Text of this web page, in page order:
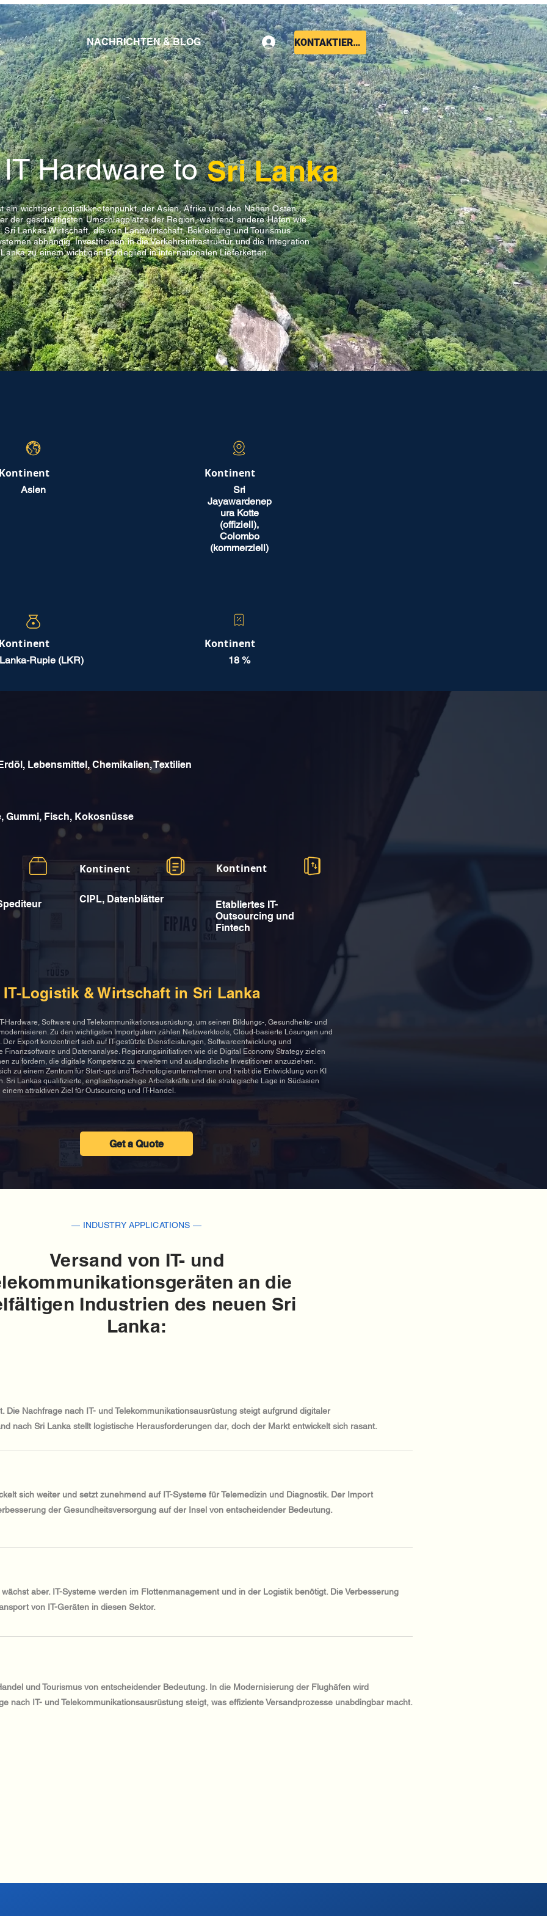
NACHRICHTEN & BLOG KONTAKTIEREN SIE UNS
Sri Lanka
Hardware to
ein wichtiger Logistikknotenpunkt, der Asien, Afrika und den Nahen Osten
der geschäftigsten Umschlagplätze der Region, während andere Häfen wie
Lankas Wirtschaft, die von Landwirtschaft, Bekleidung und Tourismus
abhängig. Investitionen in die Verkehrsinfrastruktur und die Integration
zu einem wichtigen Bindeglied in internationalen Lieferketten.
Asien
Kontinent
Sri
Jayawardenep
ura Kotte
(offiziell),
Colombo
(kommerziell)
Rupie (LKR)
Kontinent
18 %
Lebensmittel, Chemikalien, Textilien
Gummi, Fisch, Kokosnüsse
Kontinent
CIPL, Datenblätter
Kontinent
Etabliertes IT-
Outsourcing und
Fintech
IT-Logistik & Wirtschaft in Sri Lanka
Hardware, Software und Telekommunikationsausrüstung, um seinen Bildungs-, Gesundheits- und
Zu den wichtigsten Importgütern zählen Netzwerktools, Cloud-basierte Lösungen und
Der Export konzentriert sich auf IT-gestützte Dienstleistungen, Softwareentwicklung und
Finanzsoftware und Datenanalyse. Regierungsinitiativen wie die Digital Economy Strategy zielen
zu fördern, die digitale Kompetenz zu erweitern und ausländische Investitionen anzuziehen.
zu einem Zentrum für Start-ups und Technologieunternehmen und treibt die Entwicklung von KI
Sri Lankas qualifizierte, englischsprachige Arbeitskräfte und die strategische Lage in Südasien
attraktiven Ziel für Outsourcing und IT-Handel.
Get a Quote
— INDUSTRY APPLICATIONS —
Versand von IT- und
an die
Industrien des neuen Sri
Lanka:
Die Nachfrage nach IT- und Telekommunikationsausrüstung steigt aufgrund digitaler
nach Sri Lanka stellt logistische Herausforderungen dar, doch der Markt entwickelt sich rasant.
sich weiter und setzt zunehmend auf IT-Systeme für Telemedizin und Diagnostik. Der Import
der Gesundheitsversorgung auf der Insel von entscheidender Bedeutung.
aber. IT-Systeme werden im Flottenmanagement und in der Logistik benötigt. Die Verbesserung
von IT-Geräten in diesen Sektor.
und Tourismus von entscheidender Bedeutung. In die Modernisierung der Flughäfen wird
nach IT- und Telekommunikationsausrüstung steigt, was effiziente Versandprozesse unabdingbar macht.